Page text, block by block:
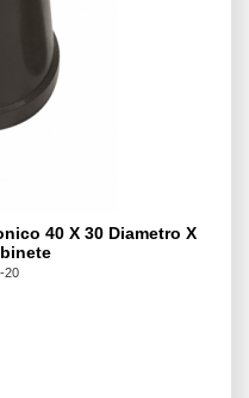
40 X 30 Diametro X
20